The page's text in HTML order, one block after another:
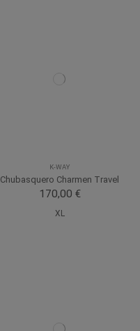
K-WAY
Chubasquero Charmen Travel
170,00 €
XL